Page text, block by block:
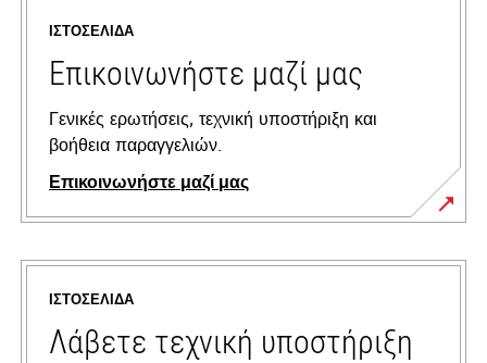
ΙΣΤΟΣΕΛΊΔΑ
Επικοινωνήστε μαζί μας
Γενικές ερωτήσεις, τεχνική υποστήριξη και
βοήθεια παραγγελιών.
Επικοινωνήστε μαζί μας
ΙΣΤΟΣΕΛΊΔΑ
Λάβετε τεχνική υποστήριξη